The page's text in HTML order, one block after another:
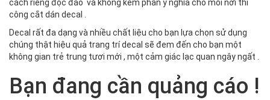
cách riêng độc đáo và không kém phần ý nghĩa cho mỗi nơi thi
công cắt dán decal .
Decal rất đa dạng và nhiều chất liệu cho bạn lựa chọn sử dụng
chúng thật hiệu quả trang trí decal sẽ đem đến cho bạn một
không gian trẻ trung tươi mới , một cảm giác lạc quan ngây ngất .
Bạn đang cần quảng cáo !